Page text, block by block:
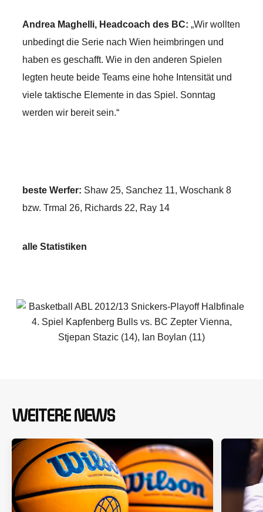
Andrea Maghelli, Headcoach des BC: „Wir wollten
unbedingt die Serie nach Wien heimbringen und
haben es geschafft. Wie in den anderen Spielen
legten heute beide Teams eine hohe Intensität und
viele taktische Elemente in das Spiel. Sonntag
werden wir bereit sein.“
beste Werfer: Shaw 25, Sanchez 11, Woschank 8
bzw. Trmal 26, Richards 22, Ray 14
alle Statistiken
WEITERE NEWS